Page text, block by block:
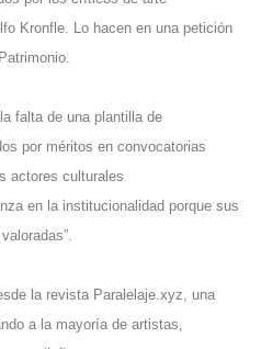
Kronfle. Lo hacen en una petición
falta de una plantilla de
por méritos en convocatorias
actores culturales
en la institucionalidad porque sus
la revista Paralelaje.xyz, una
a la mayoría de artistas,